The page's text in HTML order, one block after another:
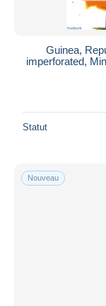
Guinea,
imperforated,
Statut
Nouveau